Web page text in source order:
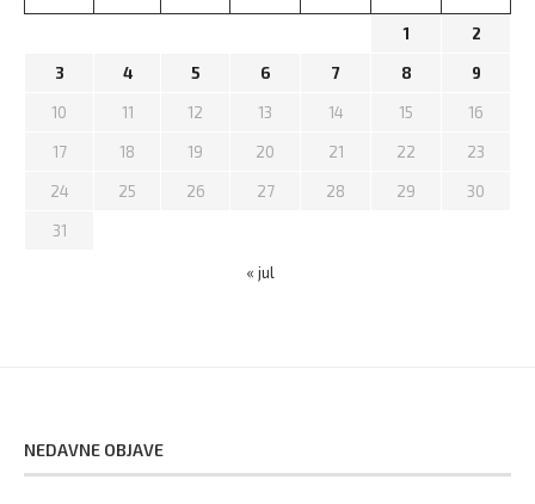
1 2
3 4 5 6 7 8 9
10 11 12 13 14 15 16
17 18 19 20 21 22 23
24 25 26 27 28 29 30
31
« jul
NEDAVNE OBJAVE